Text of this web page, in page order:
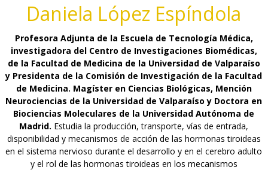
Daniela López Espíndola
Profesora Adjunta de la Escuela de Tecnología Médica,
investigadora del Centro de Investigaciones Biomédicas,
de la Facultad de Medicina de la Universidad de Valparaíso
y Presidenta de la Comisión de Investigación de la Facultad
de Medicina. Magíster en Ciencias Biológicas, Mención
Neurociencias de la Universidad de Valparaíso y Doctora en
Biociencias Moleculares de la Universidad Autónoma de
Madrid. Estudia la producción, transporte, vías de entrada,
disponibilidad y mecanismos de acción de las hormonas tiroideas
en el sistema nervioso durante el desarrollo y en el cerebro adulto
y el rol de las hormonas tiroideas en los mecanismos